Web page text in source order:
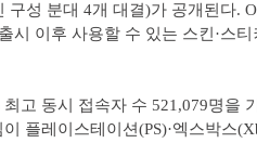
성 분대 4개 대결)가 공개된다.
시 이후 사용할 수 있는 스킨·스
최고 동시 접속자 수 521,079명을
플레이스테이션(PS)·엑스박스